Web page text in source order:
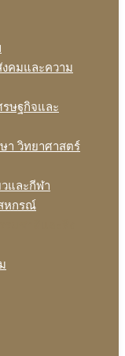
คมและความ
รษฐกิจและ
า วิทยาศาสตร์
และกีฬา
หกรณ์